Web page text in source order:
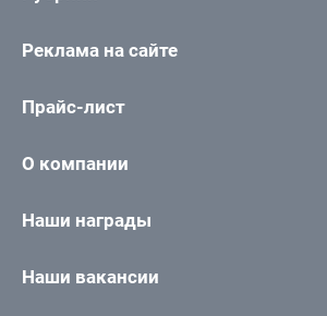
Реклама на сайте
Прайс-лист
О компании
Наши награды
Наши вакансии